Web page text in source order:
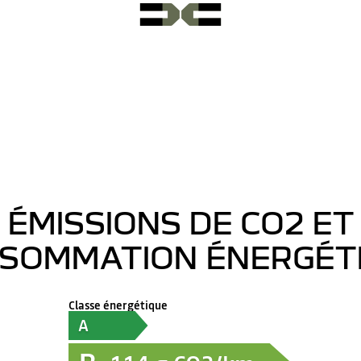
ÉMISSIONS DE CO2 ET
Classe énergétique
A